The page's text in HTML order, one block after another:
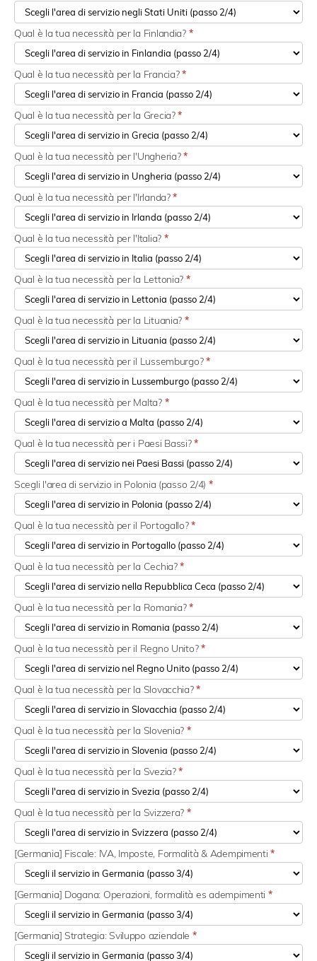
Qual è la tua necessità per la Finlandia? *
Qual è la tua necessità per la Francia?*
Qual è la tua necessità per la Grecia?*
Qual è la tua necessità per l'Ungheria?*
Qual è la tua necessità per l'Irlanda?*
Qual è la tua necessità per l'Italia? *
Qual è la tua necessità per la Lettonia? *
Qual è la tua necessità per la Lituania? *
Qual è la tua necessità per il Lussemburgo?*
Qual è la tua necessità per Malta? *
Qual è la tua necessità per i Paesi Bassi?*
Scegli l'area di servizio in Polonia (passo 2/4) *
Qual è la tua necessità per il Portogallo?*
Qual è la tua necessità per la Cechia?*
Qual è la tua necessità per la Romania?*
Qual è la tua necessità per il Regno Unito?*
Qual è la tua necessità per la Slovacchia?*
Qual è la tua necessità per la Slovenia? *
Qual è la tua necessità per la Svezia?*
Qual è la tua necessità per la Svizzera? *
[Germania] Fiscale: IVA, Imposte, Formalità & Adempimenti*
[Germania] Dogana: Operazioni, formalità es adempimenti *
[Germania] Strategia: Sviluppo aziendale *